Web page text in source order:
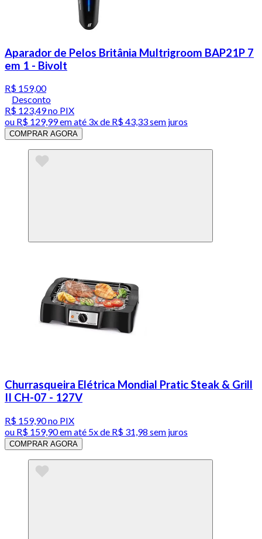
Aparador de Pelos Britânia Multrigroom BAP21P 7
em 1 - Bivolt
R$ 159,00
Desconto
R$ 123,49no PIX
ou R$ 129,99em até 3x de R$ 43,33 sem juros
COMPRAR AGORA
Churrasqueira Elétrica Mondial Pratic Steak & Grill
II CH-07 - 127V
R$ 159,90no PIX
ou R$ 159,90em até 5x de R$ 31,98 sem juros
COMPRAR AGORA